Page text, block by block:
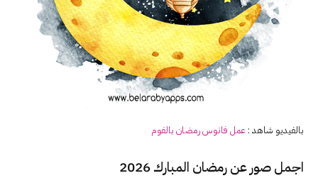
بالفيديو شاهد : عمل فانوسرمضان بالفوم
اجمل صور عن رمضان المبارك 2026